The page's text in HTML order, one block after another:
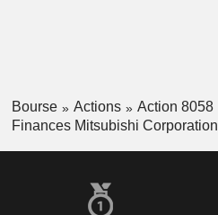
Bourse Actions
Action 8058
Finances Mitsubishi Corporation